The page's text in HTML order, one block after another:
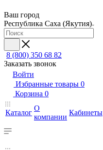
Ваш город
Республика Саха (Якутия)
8 (800) 350 68 82
Заказать звонок
Войти
Избранные товары 0
Корзина 0
Каталог
О
компании
Кабинеты